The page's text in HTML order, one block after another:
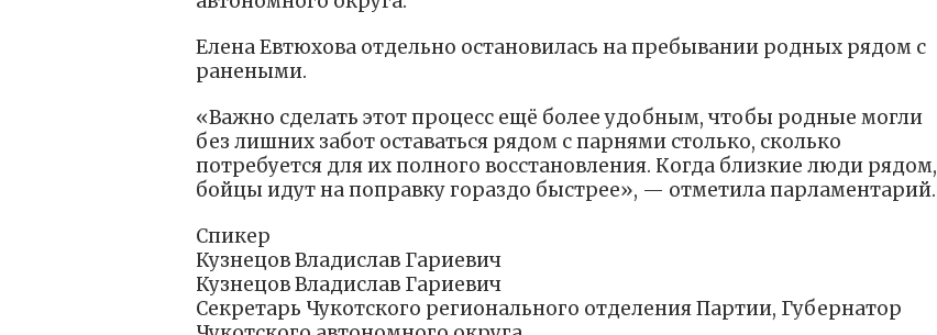
Елена Евтюхова отдельно остановилась на пребывании родных рядом с
ранеными.
«Важно сделать этот процесс ещё более удобным, чтобы родные могли
без лишних забот оставаться рядом с парнями столько, сколько
потребуется для их полного восстановления. Когда близкие люди рядом,
бойцы идут на поправку гораздо быстрее», — отметила парламентарий.
Спикер
Кузнецов Владислав Гариевич
Кузнецов Владислав Гариевич
Секретарь Чукотского регионального отделения Партии, Губернатор